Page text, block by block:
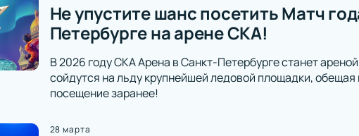
Не упустите шанс посетить Матч
Петербурге на арене СКА!
В 2026 году СКА Арена в Санкт-Петербурге станет
сойдутся на льду крупнейшей ледовой площадки,
посещение заранее!
28 марта